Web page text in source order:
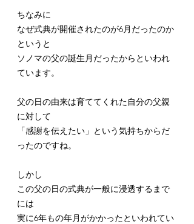
ちなみに
なぜ式典が開催されたのが6月だったのか
というと
ソノマの父の誕生月だったからといわれ
ています。
父の日の由来は育ててくれた自分の父親
に対して
「感謝を伝えたい」という気持ちからだ
ったのですね。
しかし
この父の日の式典が一般に浸透するまで
には
実に6年もの年月がかかったといわれてい